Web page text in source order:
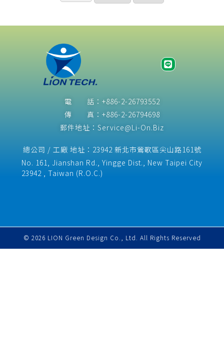
電 話：+886-2-26793552
傳 真：+886-2-26794698
郵件地址：Service@Li-On.Biz
總公司 / 工廠 地址：23942 新北市鶯歌區尖山路161號
No. 161, Jianshan Rd., Yingge Dist., New Taipei City
23942 , Taiwan (R.O.C.)​
© 2026 LION Green Design Co., Ltd. All Rights Reserved